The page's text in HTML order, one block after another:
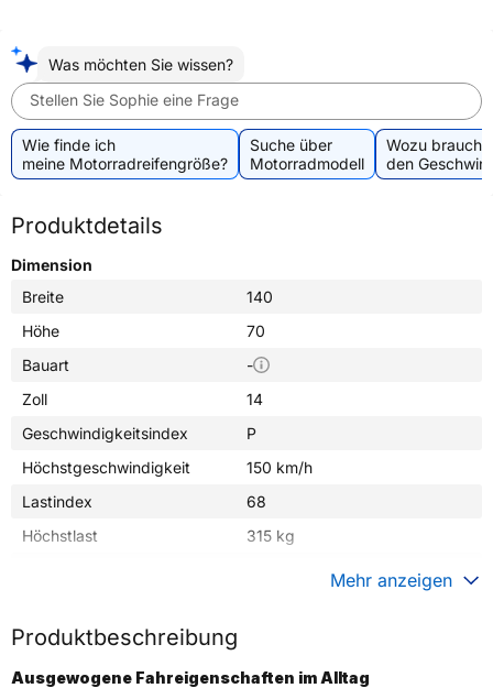
Was möchten Sie wissen?
Stellen Sie Sophie eine Frage
Wie finde ich
meine Motorradreifengröße?
Suche über
Motorradmodell
Wozu
den
Produktdetails
Dimension
Breite
140
Höhe
70
Bauart
-
Zoll
14
Geschwindigkeitsindex
P
Höchstgeschwindigkeit
150 km/h
Lastindex
68
Höchstlast
315 kg
Fahrzeugtyp
Verwendung
Sommerreifen
Mehr anzeigen
Produktbeschreibung
Ausgewogene Fahreigenschaften im Alltag